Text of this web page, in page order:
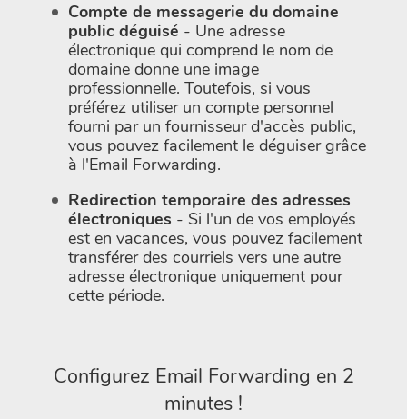
Compte de messagerie du domaine
public déguisé - Une adresse
électronique qui comprend le nom de
domaine donne une image
professionnelle. Toutefois, si vous
préférez utiliser un compte personnel
fourni par un fournisseur d'accès public,
vous pouvez facilement le déguiser grâce
à l'Email Forwarding.
Redirection temporaire des adresses
électroniques - Si l'un de vos employés
est en vacances, vous pouvez facilement
transférer des courriels vers une autre
adresse électronique uniquement pour
cette période.
Configurez Email Forwarding en 2
minutes !